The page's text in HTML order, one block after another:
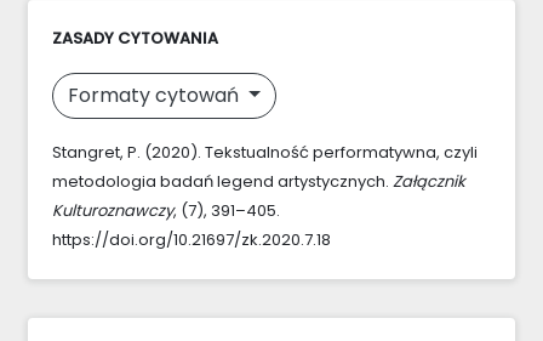
ZASADY CYTOWANIA
Formaty cytowań
Stangret, P. (2020). Tekstualność performatywna, czyli
metodologia badań legend artystycznych. Załącznik
Kulturoznawczy, (7), 391–405.
https://doi.org/10.21697/zk.2020.7.18